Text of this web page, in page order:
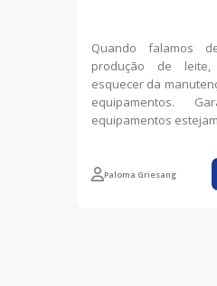
Quando falamos
produção de
esquecer da
equipamentos.
equipamentos
Paloma Griesang